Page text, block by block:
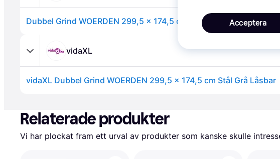
Dubbel Grind WOERDEN 299,5 x 174,5 cm Stål Grå Låsbar
vidaXL
vidaXL Dubbel Grind WOERDEN 299,5 x 174,5 cm Stål Grå Låsbar
Relaterade produkter
Vi har plockat fram ett urval av produkter som kanske skulle
Acceptera